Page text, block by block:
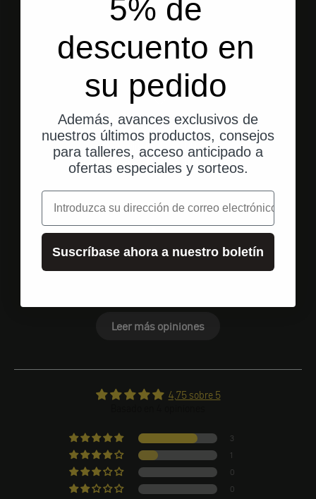
Envío desde EE. UU.
Envío rápido y directo a tu domicilio.
Ir al elemento 1
Ir al elemento 2
Ir al elemento 3
Leer más opiniones
4,75 sobre 5
3
1
0
0
5% de
descuento en
su pedido
Además, avances exclusivos de
nuestros últimos productos, consejos
para talleres, acceso anticipado a
ofertas especiales y sorteos.
correo electrónico
Suscríbase ahora a nuestro boletín